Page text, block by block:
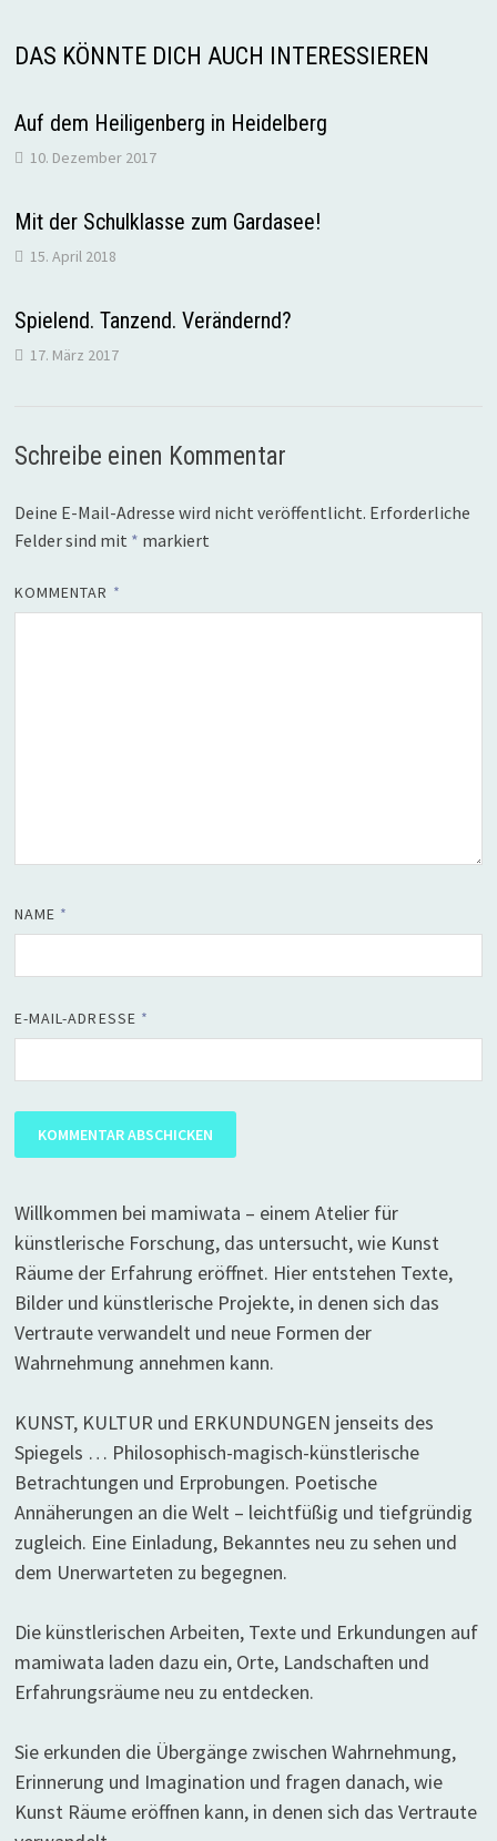
DAS KÖNNTE DICH AUCH INTERESSIEREN
Auf dem Heiligenberg in Heidelberg
10. Dezember 2017
Mit der Schulklasse zum Gardasee!
15. April 2018
Spielend. Tanzend. Verändernd?
17. März 2017
Schreibe einen Kommentar
Deine E-Mail-Adresse wird nicht veröffentlicht. Erforderliche
Felder sind mit * markiert
KOMMENTAR *
NAME *
E-MAIL-ADRESSE *
Willkommen bei mamiwata – einem Atelier für
künstlerische Forschung, das untersucht, wie Kunst
Räume der Erfahrung eröffnet. Hier entstehen Texte,
Bilder und künstlerische Projekte, in denen sich das
Vertraute verwandelt und neue Formen der
Wahrnehmung annehmen kann.
KUNST, KULTUR und ERKUNDUNGEN jenseits des
Spiegels … Philosophisch-magisch-künstlerische
Betrachtungen und Erprobungen. Poetische
Annäherungen an die Welt – leichtfüßig und tiefgründig
zugleich. Eine Einladung, Bekanntes neu zu sehen und
dem Unerwarteten zu begegnen.
Die künstlerischen Arbeiten, Texte und Erkundungen auf
mamiwata laden dazu ein, Orte, Landschaften und
Erfahrungsräume neu zu entdecken.
Sie erkunden die Übergänge zwischen Wahrnehmung,
Erinnerung und Imagination und fragen danach, wie
Kunst Räume eröffnen kann, in denen sich das Vertraute